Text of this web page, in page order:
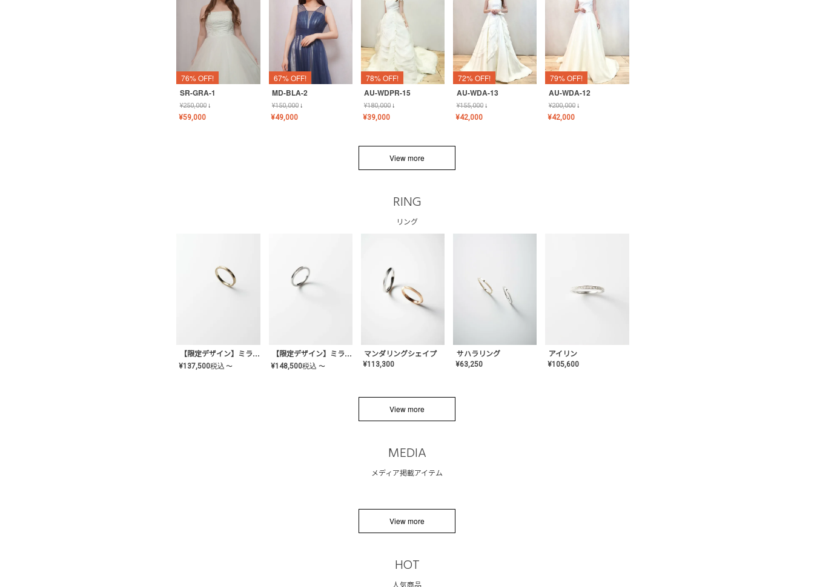
76% OFF!
SR-GRA-1
¥250,000↓
¥59,000
67% OFF!
MD-BLA-2
¥150,000↓
¥49,000
78% OFF!
AU-WDPR-15
¥180,000↓
¥39,000
72% OFF!
AU-WDA-13
¥155,000↓
¥42,000
79% OFF!
AU-WDA-12
¥200,000↓
¥42,000
View more
RING
リング
【限定デザイン】ミライ(mill-ai)リング
¥137,500税込 〜
【限定デザイン】ミライ(mill-ai)リング
¥148,500税込 〜
マンダリングシェイプ
¥113,300
サハラリング
¥63,250
アイリン
¥105,600
View more
MEDIA
メディア掲載アイテム
View more
HOT
人気商品